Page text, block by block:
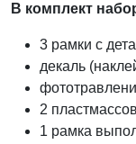
В комплект
3 рамки с
декаль
2
1 рамка